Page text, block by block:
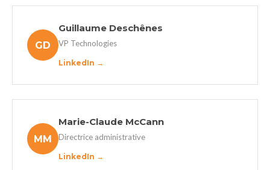
GD
Guillaume Deschênes
VP Technologies
LinkedIn →
MM
Marie-Claude McCann
Directrice administrative
LinkedIn →